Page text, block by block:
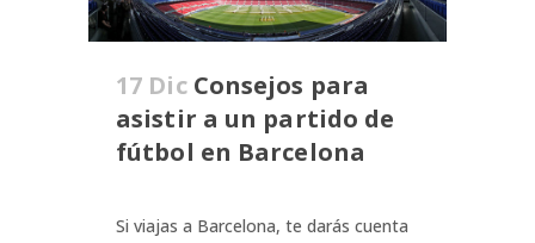
17 Dic Consejos para
asistir a un partido de
fútbol en Barcelona
Si viajas a Barcelona, ​​te darás cuenta